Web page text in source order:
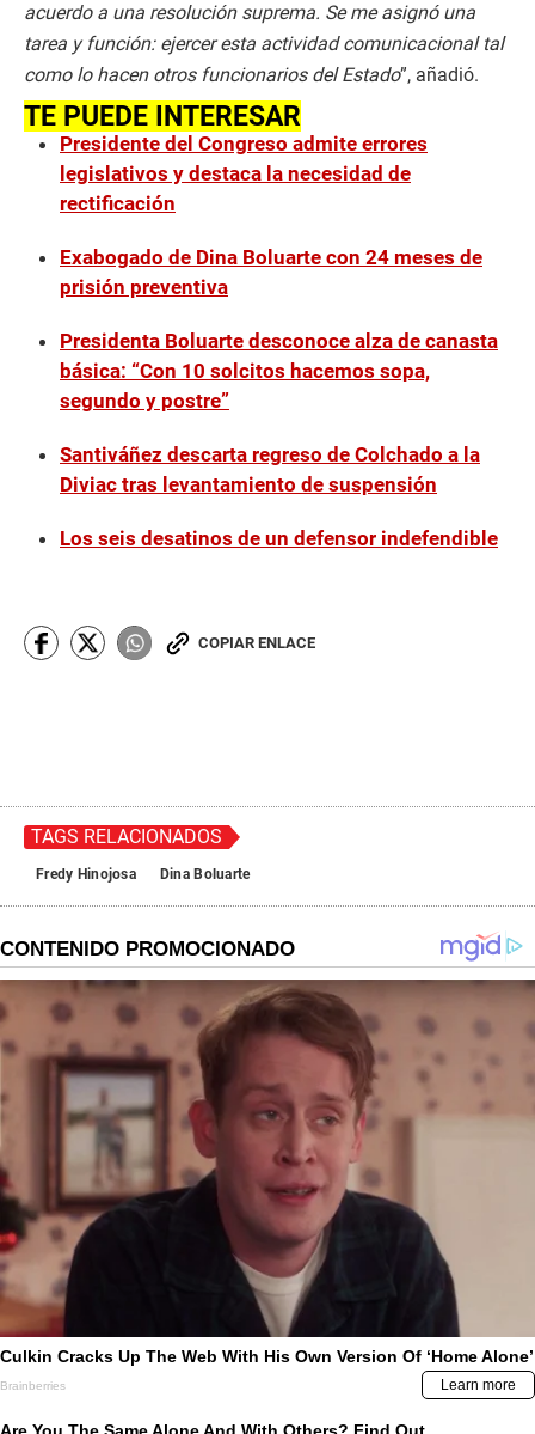
acuerdo a una resolución suprema. Se me asignó una
tarea y función: ejercer esta actividad comunicacional tal
como lo hacen otros funcionarios del Estado”, añadió.
TE PUEDE INTERESAR
Presidente del Congreso admite errores
legislativos y destaca la necesidad de
rectificación
Exabogado de Dina Boluarte con 24 meses de
prisión preventiva
Presidenta Boluarte desconoce alza de canasta
básica: “Con 10 solcitos hacemos sopa,
segundo y postre”
Santiváñez descarta regreso de Colchado a la
Diviac tras levantamiento de suspensión
Los seis desatinos de un defensor indefendible
COPIAR ENLACE
TAGS RELACIONADOS
Fredy Hinojosa Dina Boluarte